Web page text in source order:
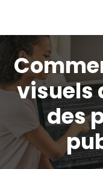
visuels
des